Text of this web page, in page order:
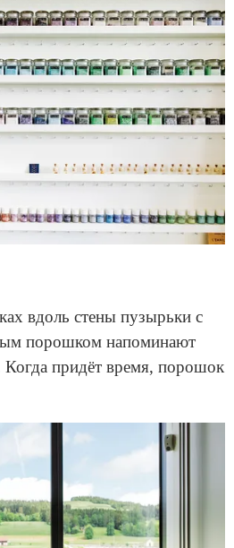
вдоль стены пузырьки с
порошком напоминают
Когда придёт время, порошок